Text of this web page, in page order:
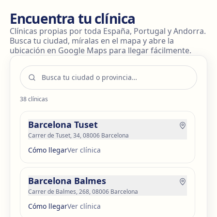
Encuentra tu clínica
Clínicas propias por toda España, Portugal y Andorra.
Busca tu ciudad, míralas en el mapa y abre la
ubicación en Google Maps para llegar fácilmente.
38clínicas
Barcelona Tuset
Carrer de Tuset, 34, 08006 Barcelona
Cómo llegarVer clínica
Barcelona Balmes
Carrer de Balmes, 268, 08006 Barcelona
Cómo llegarVer clínica